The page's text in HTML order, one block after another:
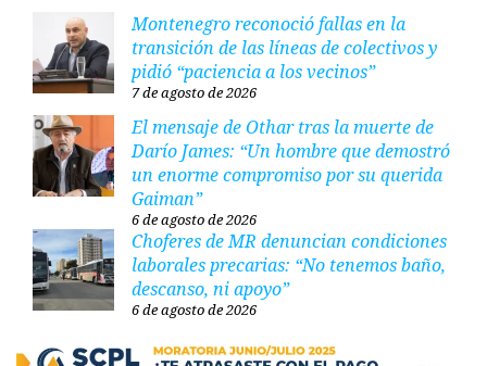
Montenegro reconoció fallas en la
transición de las líneas de colectivos y
pidió “paciencia a los vecinos”
7 de agosto de 2026
El mensaje de Othar tras la muerte de
Darío James: “Un hombre que demostró
un enorme compromiso por su querida
Gaiman”
6 de agosto de 2026
Choferes de MR denuncian condiciones
laborales precarias: “No tenemos baño,
descanso, ni apoyo”
6 de agosto de 2026